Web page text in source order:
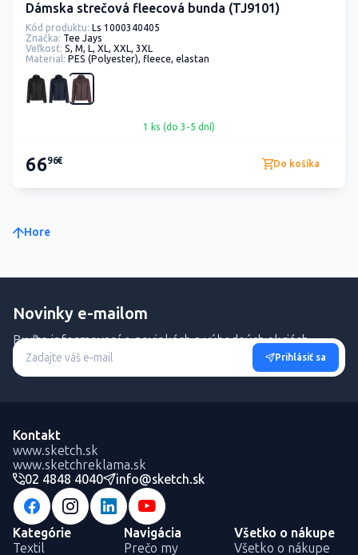
Dámska strečová fleecová bunda (TJ9101)
Kód produktu: Ls 1000340405
Značka: Tee Jays
Veľkosť: S, M, L, XL, XXL, 3XL
Material: PES (Polyester), fleece, elastan
1 ks (do 3-5 dní)
6696€ Do košíka
Hore
Novinky e-mailom
Buďte informovaní o novinkách a výhodných akciách.
Prihlásiť sa
Kontakt
www.sketch.sk
www.sketchreklama.sk
02 4848 4040
info@sketch.sk
Kategórie
Textil
Navigácia
Prečo my
Všetko o nákupe
Všetko o nákupe